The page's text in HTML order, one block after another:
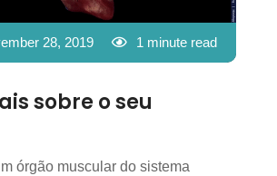
28, 2019 1 minute read
sobre o seu
órgão muscular do sistema